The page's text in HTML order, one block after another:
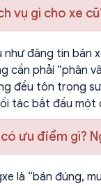
vụ gì cho xe
như đăng tin
cần phải “phân
đều tôn trọng
tác bắt đầu một
ưu điểm gì?
là “bán đúng,